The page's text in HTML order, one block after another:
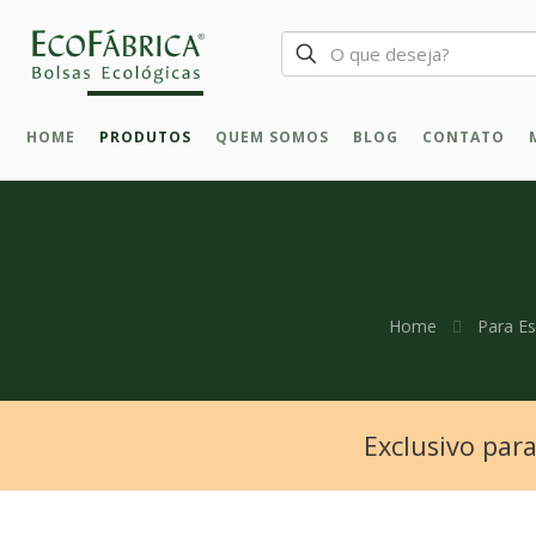
HOME PRODUTOS QUEM SOMOS BLOG CONTATO
Home Para
Exclusivo